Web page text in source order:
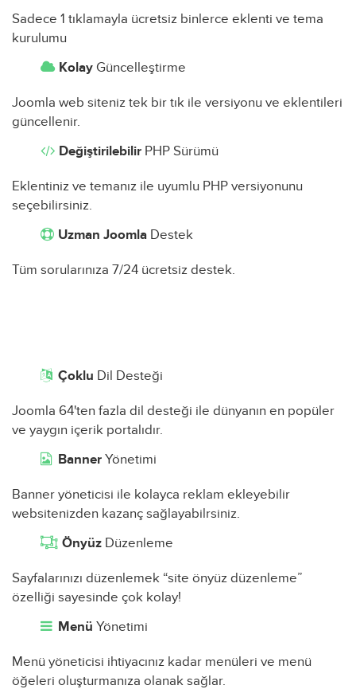
Sadece 1 tıklamayla ücretsiz binlerce eklenti ve tema
kurulumu
Kolay Güncelleştirme
Joomla web siteniz tek bir tık ile versiyonu ve eklentileri
güncellenir.
Değiştirilebilir PHP Sürümü
Eklentiniz ve temanız ile uyumlu PHP versiyonunu
seçebilirsiniz.
Uzman Joomla Destek
Tüm sorularınıza 7/24 ücretsiz destek.
Çoklu Dil Desteği
Joomla 64'ten fazla dil desteği ile dünyanın en popüler
ve yaygın içerik portalıdır.
Banner Yönetimi
Banner yöneticisi ile kolayca reklam ekleyebilir
websitenizden kazanç sağlayabilrsiniz.
Önyüz Düzenleme
Sayfalarınızı düzenlemek “site önyüz düzenleme”
özelliği sayesinde çok kolay!
Menü Yönetimi
Menü yöneticisi ihtiyacınız kadar menüleri ve menü
öğeleri oluşturmanıza olanak sağlar.